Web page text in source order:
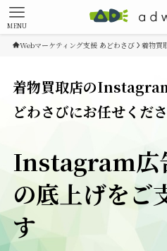
MENU
Webマーケティング支援 あどわさび 着物買
着物買取店の
どわさびにお任せくださ
Instagram広
の底上げをご
す